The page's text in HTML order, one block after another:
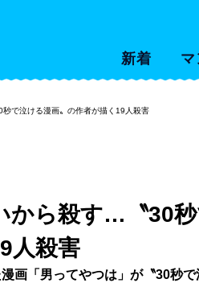
新着 マ
で泣ける漫画〟の作者が描く19人殺害
から殺す…〝30
人殺害
画「男ってやつは」が〝30秒